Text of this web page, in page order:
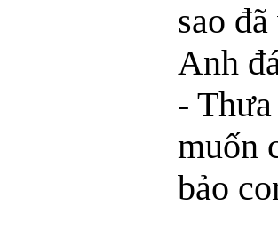
sao
Anh
-
muốn
bảo